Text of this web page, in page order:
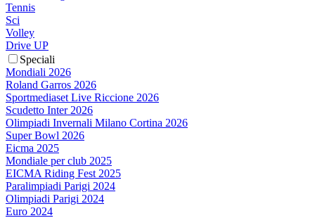
Tennis
Sci
Volley
Drive UP
Speciali
Mondiali 2026
Roland Garros 2026
Sportmediaset Live Riccione 2026
Scudetto Inter 2026
Olimpiadi Invernali Milano Cortina 2026
Super Bowl 2026
Eicma 2025
Mondiale per club 2025
EICMA Riding Fest 2025
Paralimpiadi Parigi 2024
Olimpiadi Parigi 2024
Euro 2024